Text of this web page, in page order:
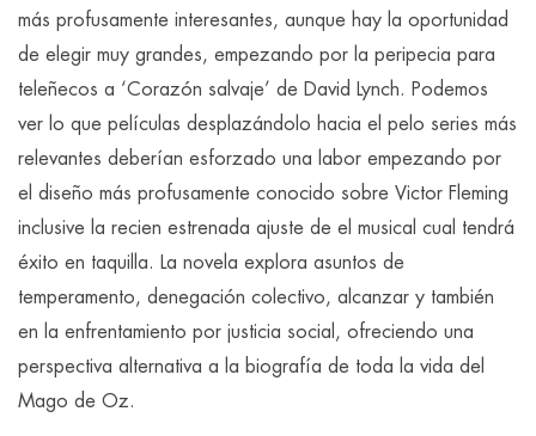
más profusamente interesantes, aunque hay la oportunidad
de elegir muy grandes, empezando por la peripecia para
teleñecos a ‘Corazón salvaje’ de David Lynch. Podemos
ver lo que películas desplazándolo hacia el pelo series más
relevantes deberían esforzado una labor empezando por
el diseño más profusamente conocido sobre Victor Fleming
inclusive la recien estrenada ajuste de el musical cual tendrá
éxito en taquilla. La novela explora asuntos de
temperamento, denegación colectivo, alcanzar y también
en la enfrentamiento por justicia social, ofreciendo una
perspectiva alternativa a la biografía de toda la vida del
Mago de Oz.